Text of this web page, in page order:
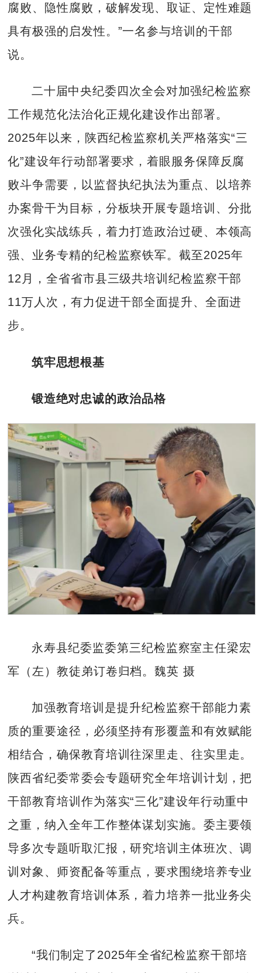
腐败、隐性腐败，破解发现、取证、定性难题
具有极强的启发性。”一名参与培训的干部
说。
二十届中央纪委四次全会对加强纪检监察
工作规范化法治化正规化建设作出部署。
2025年以来，陕西纪检监察机关严格落实“三
化”建设年行动部署要求，着眼服务保障反腐
败斗争需要，以监督执纪执法为重点、以培养
办案骨干为目标，分板块开展专题培训、分批
次强化实战练兵，着力打造政治过硬、本领高
强、业务专精的纪检监察铁军。截至2025年
12月，全省省市县三级共培训纪检监察干部
11万人次，有力促进干部全面提升、全面进
步。
筑牢思想根基
锻造绝对忠诚的政治品格
永寿县纪委监委第三纪检监察室主任梁宏
军（左）教徒弟订卷归档。魏英 摄
加强教育培训是提升纪检监察干部能力素
质的重要途径，必须坚持有形覆盖和有效赋能
相结合，确保教育培训往深里走、往实里走。
陕西省纪委常委会专题研究全年培训计划，把
干部教育培训作为落实“三化”建设年行动重中
之重，纳入全年工作整体谋划实施。委主要领
导多次专题听取汇报，研究培训主体班次、调
训对象、师资配备等重点，要求围绕培养专业
人才构建教育培训体系，着力培养一批业务尖
兵。
“我们制定了2025年全省纪检监察干部培